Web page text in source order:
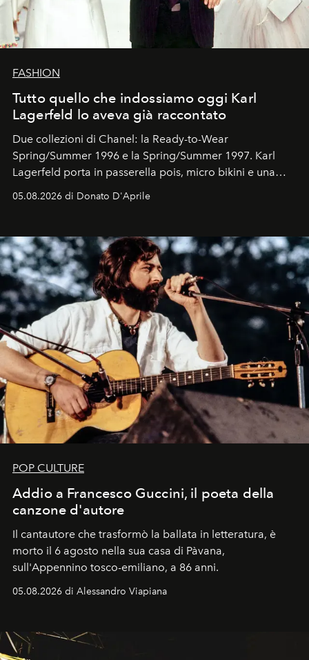
FASHION
Tutto quello che indossiamo oggi Karl
Lagerfeld lo aveva già raccontato
Due collezioni di Chanel: la Ready-to-Wear
Spring/Summer 1996 e la Spring/Summer 1997. Karl
Lagerfeld porta in passerella pois, micro bikini e una
logomania pensata per la spiaggia
Kate, Claudia e Carla una dietro l'altra. Trent'anni dopo,
uno dei documenti più contemporanei che abbiamo.
05.08.2026 di Donato D'Aprile
POP CULTURE
Addio a Francesco Guccini, il poeta della
canzone d'autore
Il cantautore che trasformò la ballata in letteratura, è
morto il 6 agosto nella sua casa di Pàvana,
sull'Appennino tosco-emiliano, a 86 anni.
05.08.2026 di Alessandro Viapiana